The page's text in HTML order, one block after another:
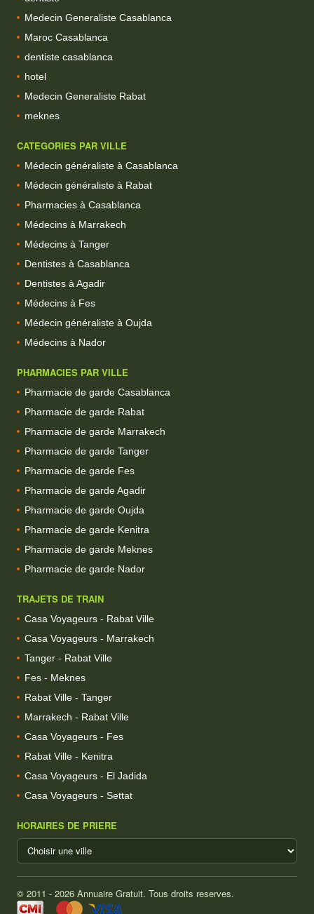
Medecin Generaliste Casablanca
Maroc Casablanca
dentiste casablanca
hotel
Medecin Generaliste Rabat
meknes
CATEGORIES PAR VILLE
Médecin généraliste à Casablanca
Médecin généraliste à Rabat
Pharmacies à Casablanca
Médecins à Marrakech
Médecins à Tanger
Dentistes à Casablanca
Dentistes à Agadir
Médecins à Fes
Médecin généraliste à Oujda
Médecins à Nador
PHARMACIES PAR VILLE
Pharmacie de garde Casablanca
Pharmacie de garde Rabat
Pharmacie de garde Marrakech
Pharmacie de garde Tanger
Pharmacie de garde Fes
Pharmacie de garde Agadir
Pharmacie de garde Oujda
Pharmacie de garde Kenitra
Pharmacie de garde Meknes
Pharmacie de garde Nador
TRAJETS DE TRAIN
Casa Voyageurs - Rabat Ville
Casa Voyageurs - Marrakech
Tanger - Rabat Ville
Fes - Meknes
Rabat Ville - Tanger
Marrakech - Rabat Ville
Casa Voyageurs - Fes
Rabat Ville - Kenitra
Casa Voyageurs - El Jadida
Casa Voyageurs - Settat
HORAIRES DE PRIERE
© 2011 - 2026 Annuaire Gratuit. Tous droits reserves.